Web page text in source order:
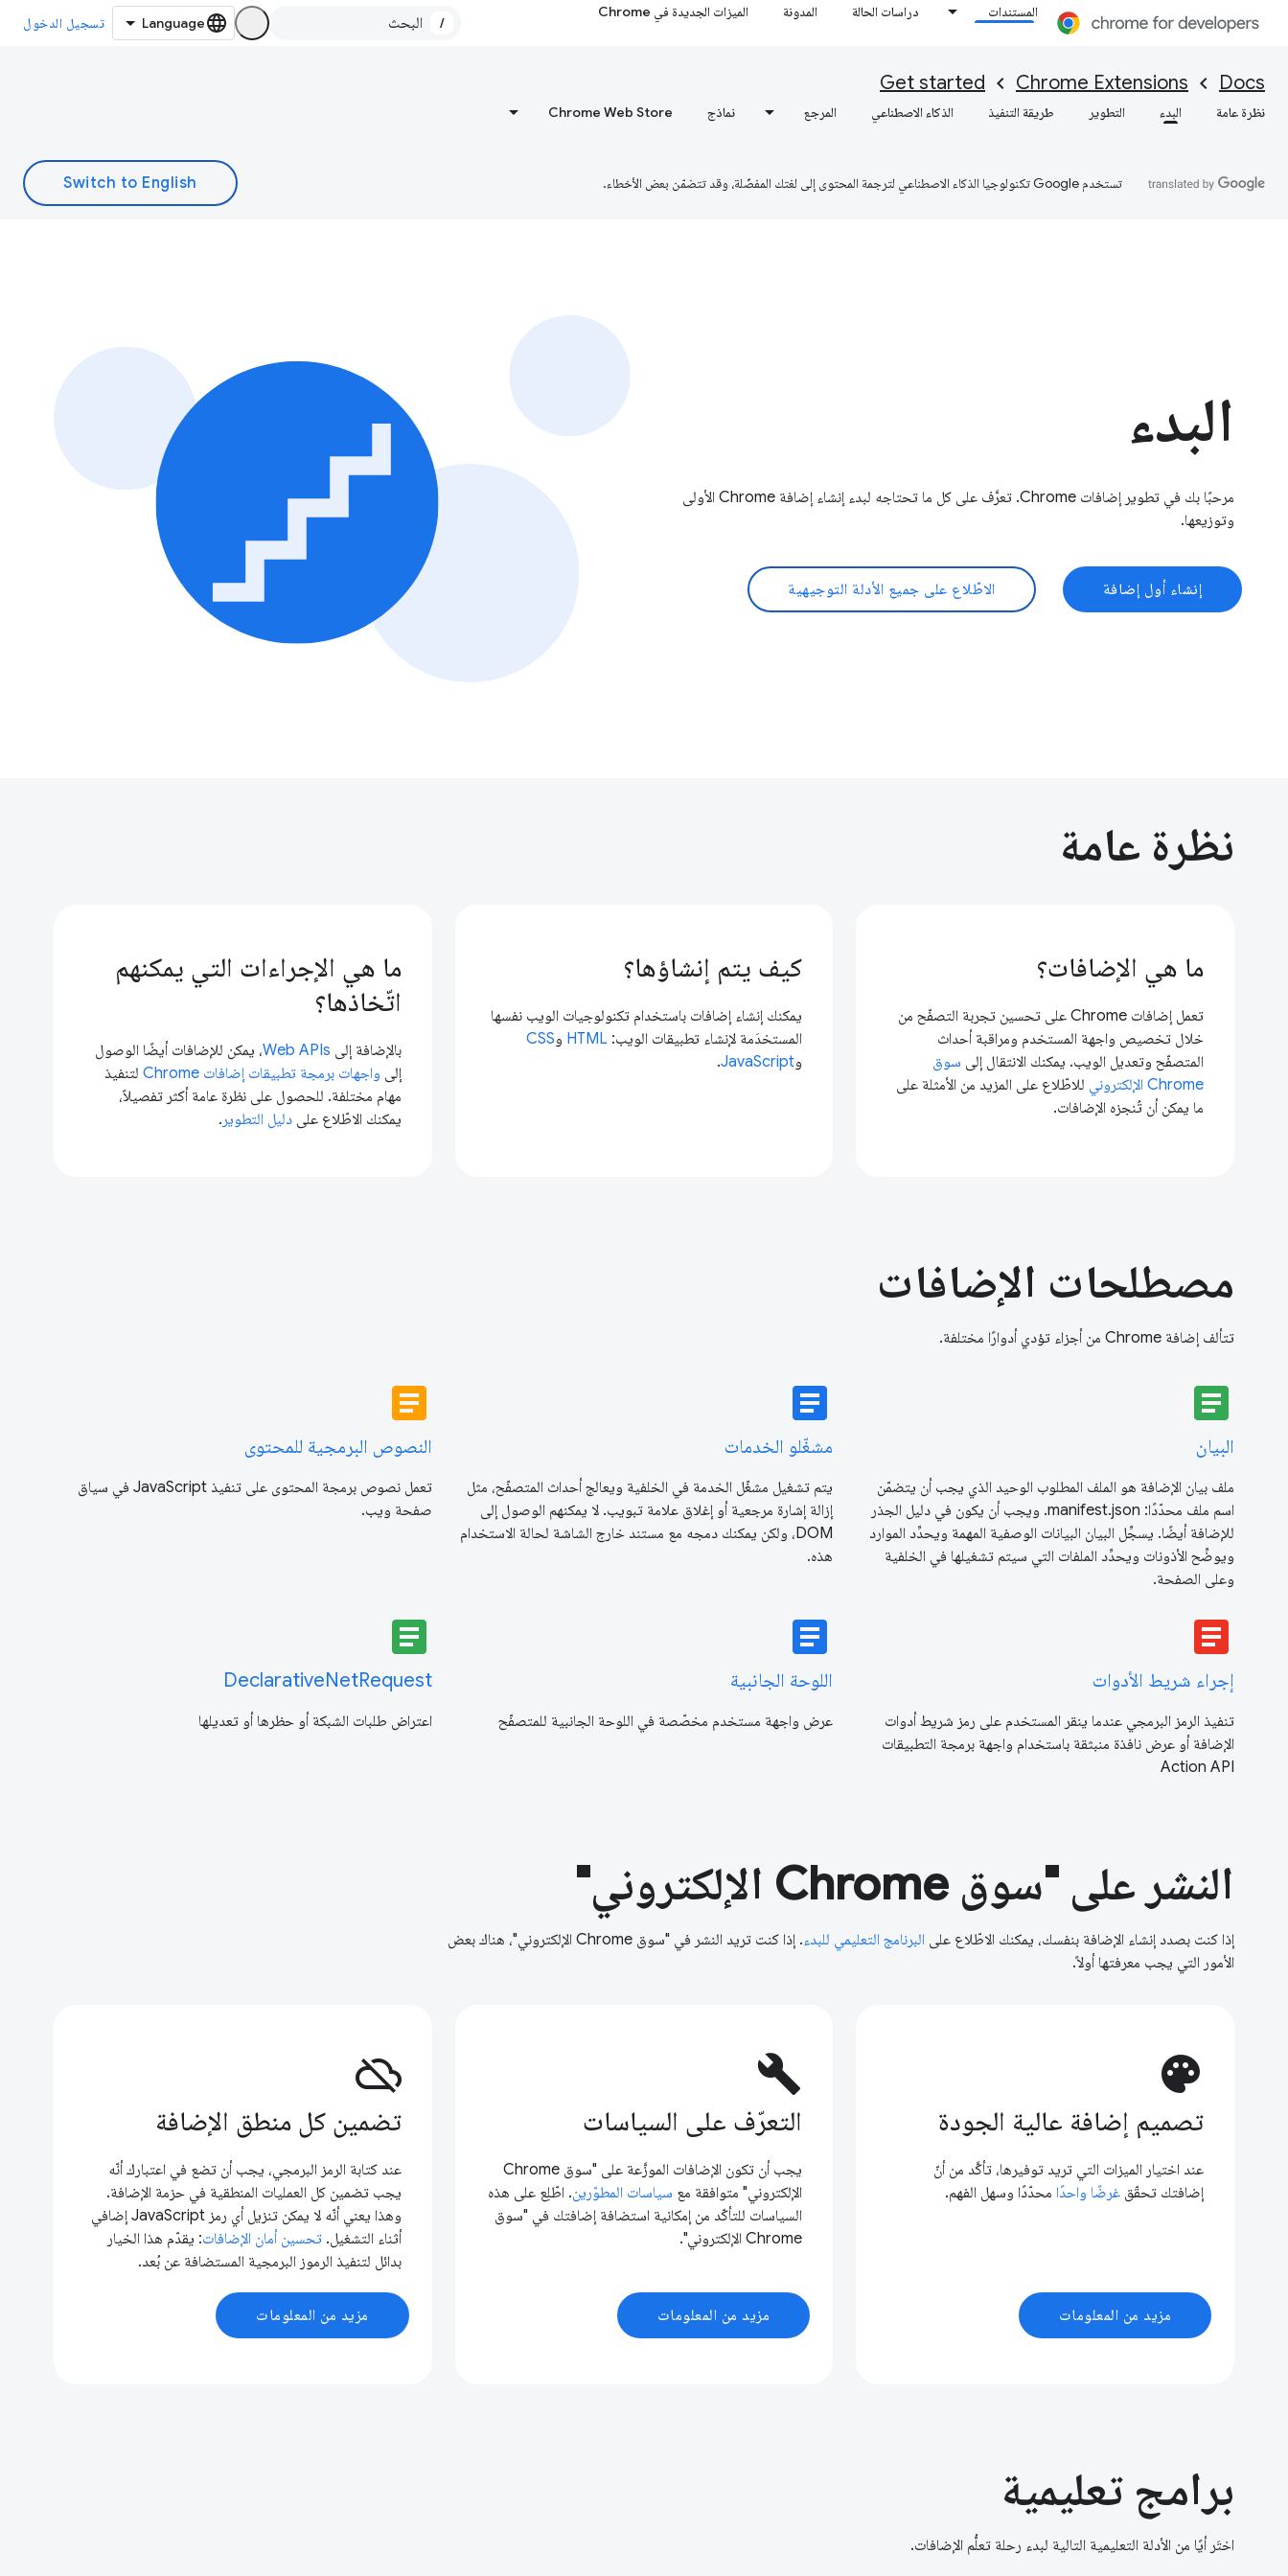
المستندات دراسات الحالة المدونة الميزات الجديدة في Chrome
/ تسجيل الدخول
Docs
Chrome Extensions
Get started
نظرة عامة البدء التطوير طريقة التنفيذ الذكاء الاصطناعي المرجع نماذج Chrome Web Store
تستخدم Google تكنولوجيا الذكاء الاصطناعي لترجمة المحتوى إلى لغتك المفضّلة، وقد تتضمّن بعض الأخطاء.
البدء
مرحبًا بك في تطوير إضافات Chrome. تعرَّف على كل ما تحتاجه لبدء إنشاء إضافة Chrome الأولى
وتوزيعها.
إنشاء أول إضافة الاطّلاع على جميع الأدلة التوجيهية
نظرة عامة
ما هي الإضافات؟
تعمل إضافات Chrome على تحسين تجربة التصفّح من
خلال تخصيص واجهة المستخدم ومراقبة أحداث
المتصفّح وتعديل الويب. يمكنك الانتقال إلى سوق
Chrome الإلكتروني
للاطّلاع على المزيد من الأمثلة على
ما يمكن أن تُنجزه الإضافات.
كيف يتم إنشاؤها؟
يمكنك إنشاء إضافات باستخدام تكنولوجيات الويب نفسها
المستخدَمة لإنشاء تطبيقات الويب: HTML وCSS
وJavaScript
.
ما هي الإجراءات التي يمكنهم
اتّخاذها؟
بالإضافة إلى Web APIs، يمكن للإضافات أيضًا الوصول
إلى واجهات برمجة تطبيقات إضافات Chrome
لتنفيذ
مهام مختلفة. للحصول على نظرة عامة أكثر تفصيلاً،
يمكنك الاطّلاع علىدليل التطوير .
مصطلحات الإضافات
تتألف إضافة Chrome من أجزاء تؤدي أدوارًا مختلفة.
article
البيان
ملف بيان الإضافة هو الملف المطلوب الوحيد الذي يجب أن يتضمّن
اسم ملف محدّدًا: manifest.json. ويجب أن يكون في دليل الجذر
للإضافة أيضًا. يسجِّل البيان البيانات الوصفية المهمة ويحدِّد الموارد
ويوضِّح الأذونات ويحدِّد الملفات التي سيتم تشغيلها في الخلفية
وعلى الصفحة.
article
مشغّلو الخدمات
يتم تشغيل مشغّل الخدمة في الخلفية ويعالج أحداث المتصفّح، مثل
إزالة إشارة مرجعية أو إغلاق علامة تبويب. لا يمكنهم الوصول إلى
DOM، ولكن يمكنك دمجه مع مستند خارج الشاشة لحالة الاستخدام
هذه.
article
النصوص البرمجية للمحتوى
تعمل نصوص برمجة المحتوى على تنفيذ JavaScript في سياق
صفحة ويب.
article
إجراء شريط الأدوات
تنفيذ الرمز البرمجي عندما ينقر المستخدم على رمز شريط أدوات
الإضافة أو عرض نافذة منبثقة باستخدام واجهة برمجة التطبيقات
Action API
article
اللوحة الجانبية
عرض واجهة مستخدم مخصّصة في اللوحة الجانبية للمتصفّح
article
DeclarativeNetRequest
اعتراض طلبات الشبكة أو حظرها أو تعديلها
النشر على "سوق Chrome الإلكتروني"
إذا كنت بصدد إنشاء الإضافة بنفسك، يمكنك الاطّلاع على البرنامج التعليمي للبدء
. إذا كنت تريد النشر في "سوق Chrome الإلكتروني"، هناك بعض
الأمور التي يجب معرفتها أولاً.
palette
تصميم إضافة عالية الجودة
عند اختيار الميزات التي تريد توفيرها، تأكَّد من أنّ
إضافتك تحقّق غرضًا واحدًا محدّدًا وسهل الفهم.
مزيد من المعلومات
build
التعرّف على السياسات
يجب أن تكون الإضافات الموزَّعة على "سوق Chrome
الإلكتروني" متوافقة مع سياسات المطوّرين. اطّلِع على هذه
السياسات للتأكّد من إمكانية استضافة إضافتك في "سوق
Chrome الإلكتروني".
مزيد من المعلومات
cloud_off
تضمين كل منطق الإضافة
عند كتابة الرمز البرمجي، يجب أن تضع في اعتبارك أنّه
يجب تضمين كل العمليات المنطقية في حزمة الإضافة.
وهذا يعني أنّه لا يمكن تنزيل أي رمز JavaScript إضافي
أثناء التشغيل.تحسين أمان الإضافات: يقدّم هذا الخيار
بدائل لتنفيذ الرموز البرمجية المستضافة عن بُعد.
مزيد من المعلومات
برامج تعليمية
اختَر أيًا من الأدلة التعليمية التالية لبدء رحلة تعلُّم الإضافات.